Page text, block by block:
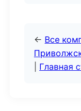
← Все
Главная